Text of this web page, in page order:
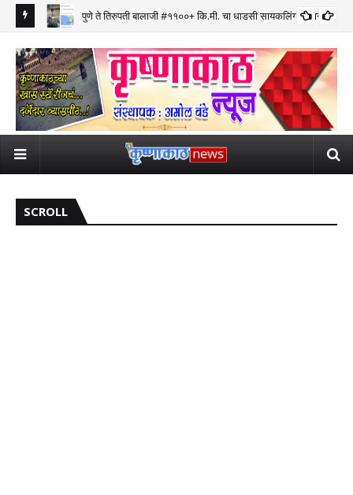
पुणे ते तिरुपती बालाजी #११००+ कि.मी. चा धाडसी सायकलिंग प्रवास पूर्ण
SCROLL